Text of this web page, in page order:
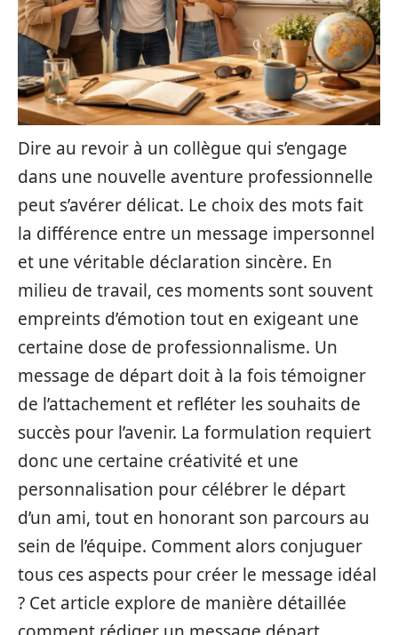
Dire au revoir à un collègue qui s’engage
dans une nouvelle aventure professionnelle
peut s’avérer délicat. Le choix des mots fait
la différence entre un message impersonnel
et une véritable déclaration sincère. En
milieu de travail, ces moments sont souvent
empreints d’émotion tout en exigeant une
certaine dose de professionnalisme. Un
message de départ doit à la fois témoigner
de l’attachement et refléter les souhaits de
succès pour l’avenir. La formulation requiert
donc une certaine créativité et une
personnalisation pour célébrer le départ
d’un ami, tout en honorant son parcours au
sein de l’équipe. Comment alors conjuguer
tous ces aspects pour créer le message idéal
? Cet article explore de manière détaillée